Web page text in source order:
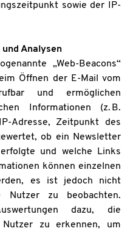
sowie der IP-
Analysen
„Web-Beacons“
Öffnen der E-Mail vom
und ermöglichen
Informationen (z. B.
Adresse, Zeitpunkt des
ob ein Newsletter
und welche Links
können einzelnen
es ist jedoch nicht
Nutzer zu beobachten.
dazu, die
Nutzer zu erkennen, um